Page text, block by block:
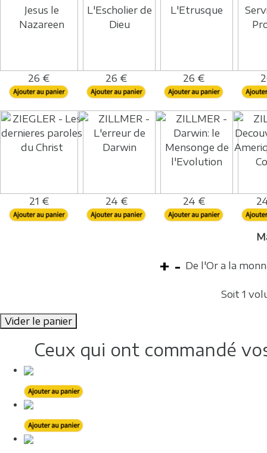
26 € 26 € 26 €
21 € 24 € 24 €
De l'Or a la
Soit 1
Vider le panier
Ceux qui ont commandé